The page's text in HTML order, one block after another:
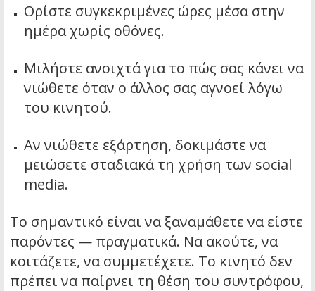
Ορίστε συγκεκριμένες ώρες μέσα στην
ημέρα χωρίς οθόνες.
Μιλήστε ανοιχτά για το πώς σας κάνει να
νιώθετε όταν ο άλλος σας αγνοεί λόγω
του κινητού.
Αν νιώθετε εξάρτηση, δοκιμάστε να
μειώσετε σταδιακά τη χρήση των social
media.
Το σημαντικό είναι να ξαναμάθετε να είστε
παρόντες — πραγματικά. Να ακούτε, να
κοιτάζετε, να συμμετέχετε. Το κινητό δεν
πρέπει να παίρνει τη θέση του συντρόφου,